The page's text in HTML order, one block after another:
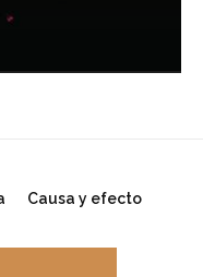
Causa y efecto